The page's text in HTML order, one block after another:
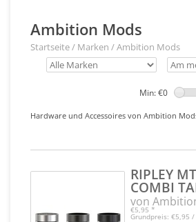
Ambition Mods
Startseite/ Marken /Ambition Mods
Min: €0
Hardware und Accessoires von Ambition
RIPLEY
COMBI
von
€5,95 *
Grundpreis: €5,95 /